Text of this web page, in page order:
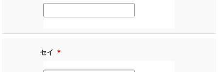
セイ ＊